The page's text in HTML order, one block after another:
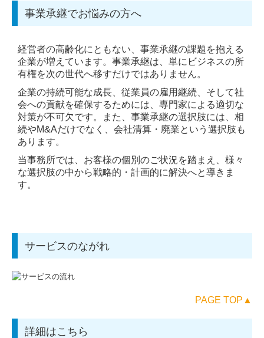
お客様・提携先
税務・会計
デジタル化支援
経営サポート
リスクマネジメント
事業承継・M&A
起業をお考えの方へ
採用情報
事業承継でお悩みの方へ
経営者の高齢化にともない、事業承継の課題を抱える
企業が増えています。事業承継は、単にビジネスの所
有権を次の世代へ移すだけではありません。
企業の持続可能な成長、従業員の雇用継続、そして社
会への貢献を確保するためには、専門家による適切な
対策が不可欠です。また、事業承継の選択肢には、相
続やM&Aだけでなく、会社清算・廃業という選択肢も
あります。
当事務所では、お客様の個別のご状況を踏まえ、様々
な選択肢の中から戦略的・計画的に解決へと導きま
す。
サービスのながれ
PAGE TOP▲
詳細はこちら